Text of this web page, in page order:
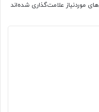
موردنیاز علامت‌گذاری شده‌اند